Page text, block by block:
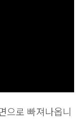
으로 빠져나옵니